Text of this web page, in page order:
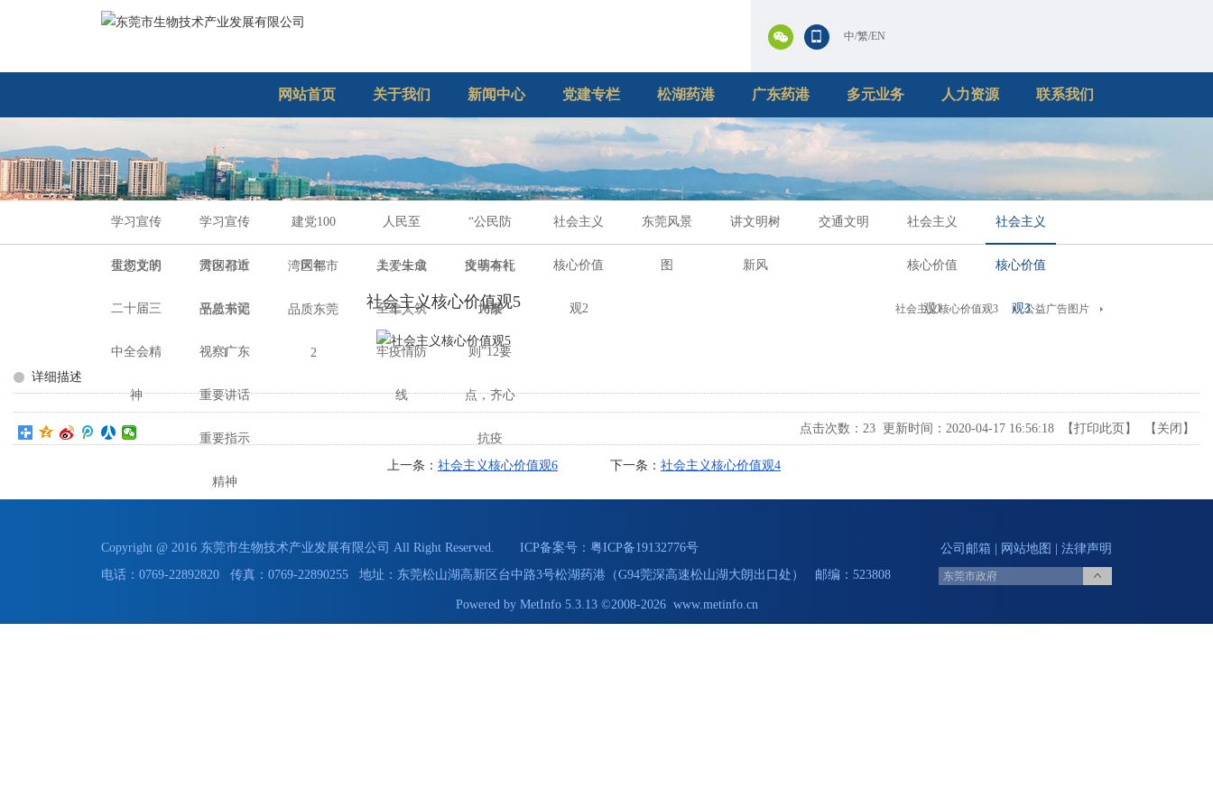
中/繁/EN
网站首页 关于我们 新闻中心 党建专栏 松湖药港 广东药港 多元业务 人力资源 联系我们
学习宣传
贯彻党的
二十届三
中全会精
神
学习宣传
贯彻习近
平总书记
视察广东
重要讲话
重要指示
精神
建党100
周年
人民至
上！生命
至上！筑
牢疫情防
线
“公民防
疫基本行
为准
则”12要
点，齐心
抗疫
社会主义
核心价值
观2
东莞风景
图
讲文明树
新风
交通文明 社会主义
核心价值
观1
社会主义
核心价值
观3
生态文明 湾区都市
品质东莞
1
湾区都市
品质东莞
2
关爱未成
年人
文明有礼
18条 社会主义核心价值观3 公益广告图片
社会主义核心价值观5
详细描述
点击次数： 23 更新时间：2020-04-17 16:56:18 【打印此页 】 【 关闭 】
上一条： 社会主义核心价值观6 下一条： 社会主义核心价值观4
Copyright @ 2016 东莞市生物技术产业发展有限公司 All Right Reserved. ICP备案号： 粤ICP备19132776号
电话：0769-22892820 传真：0769-22890255 地址：东莞松山湖高新区台中路3号松湖药港（G94莞深高速松山湖大朗出口处） 邮编：523808
公司邮箱 网站地图 法律声明
Powered by MetInfo 5.3.13©2008-2026 www.metinfo.cn